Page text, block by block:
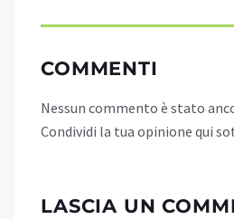
COMMENTI
Nessun commento è stato
Condividi la tua opinione qui
LASCIA UN